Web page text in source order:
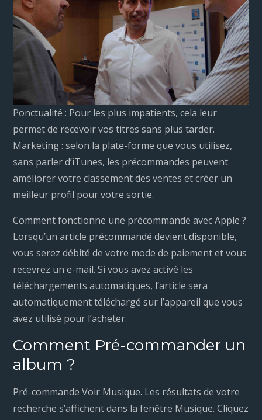
Ponctualité : Pour les plus impatients, cela leur
permet de recevoir vos titres sans plus tarder.
Marketing : selon la plate-forme que vous utilisez,
sans parler d’iTunes, les précommandes peuvent
améliorer votre classement des ventes et créer un
meilleur profil pour votre sortie.
Comment fonctionne une précommande avec Apple ?
Lorsqu’un article précommandé devient disponible,
vous serez débité de votre mode de paiement et vous
recevrez un e-mail. Si vous avez activé les
téléchargements automatiques, l’article sera
automatiquement téléchargé sur l’appareil que vous
avez utilisé pour l’acheter.
Comment Pré-commander un
album ?
Pré-commande Voir Musique. Les résultats de votre
recherche s’affichent dans la fenêtre Musique. Cliquez